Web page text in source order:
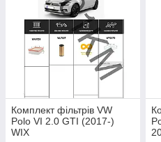
Комплект фільтрів VW
Polo VI 2.0 GTI (2017-)
WIX